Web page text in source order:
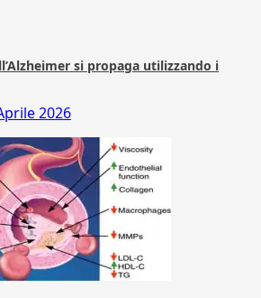
si propaga utilizzando i
2026